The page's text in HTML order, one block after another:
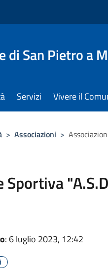
di San Pietro a
Servizi Vivere il
> Associazioni >
Sportiva
: 6 luglio 2023, 12:42